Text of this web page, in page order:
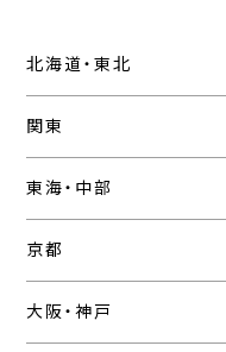
北海道・東北
関東
東海・中部
京都
大阪・神戸